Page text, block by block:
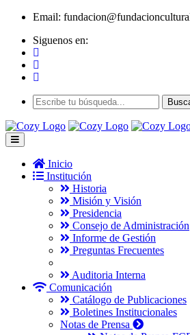
Email:
Siguenos en:
Inicio
Institución
Historia
Misión y Visión
Presidencia
Consejo de Administración
Informe de Gestión
Preguntas Frecuentes
Auditoria Interna
Comunicación
Catálogo de Publicaciones
Boletines Institucionales
Notas de Prensa